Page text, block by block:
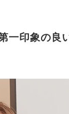
一印象の良